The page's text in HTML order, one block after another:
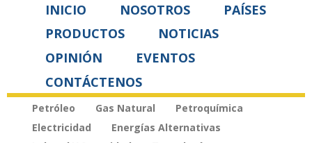
INICIO NOSOTROS
PAÍSES
PRODUCTOS
NOTICIAS
OPINIÓN
EVENTOS
CONTÁCTENOS
Petróleo Gas Natural
Petroquímica
Electricidad
Energías Alternativas